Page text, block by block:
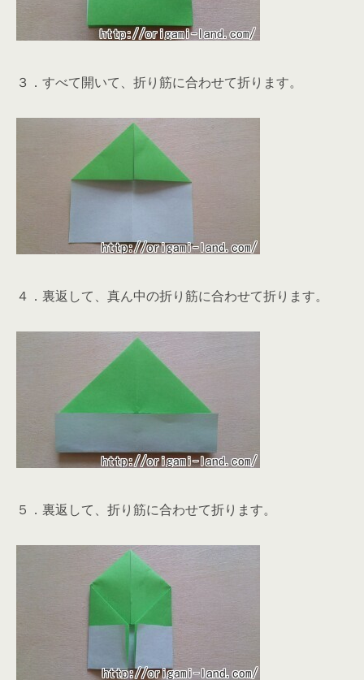
３．すべて開いて、折り筋に合わせて折ります。
４．裏返して、真ん中の折り筋に合わせて折ります。
５．裏返して、折り筋に合わせて折ります。